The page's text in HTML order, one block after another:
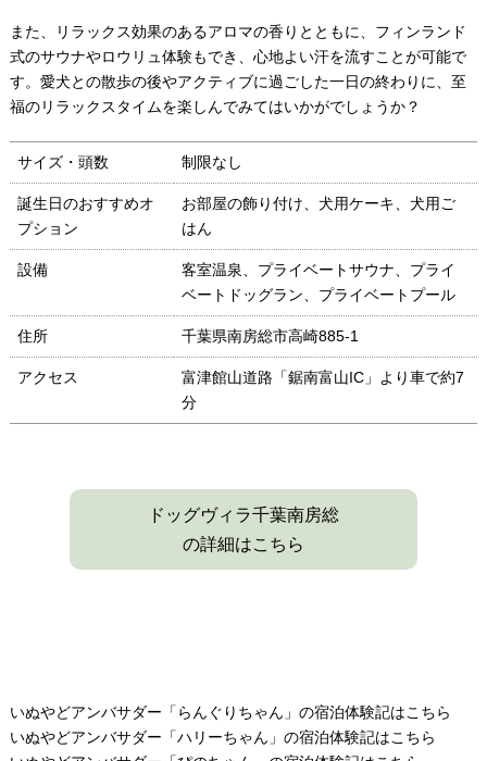
また、リラックス効果のあるアロマの香りとともに、フィンランド
式のサウナやロウリュ体験もでき、心地よい汗を流すことが可能で
す。愛犬との散歩の後やアクティブに過ごした一日の終わりに、至
福のリラックスタイムを楽しんでみてはいかがでしょうか？
サイズ・頭数 制限なし
誕生日のおすすめオ
プション
お部屋の飾り付け、犬用ケーキ、犬用ご
はん
設備
客室温泉、プライベートサウナ、プライ
ベートドッグラン、プライベートプール
住所 千葉県南房総市高崎885-1
アクセス
富津館山道路「鋸南富山IC」より車で約7
分
ドッグヴィラ千葉南房総
の詳細はこちら
いぬやどアンバサダー「らんぐりちゃん」の宿泊体験記はこちら
いぬやどアンバサダー「ハリーちゃん」の宿泊体験記はこちら